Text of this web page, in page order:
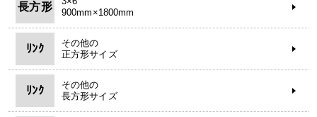
長方形
900mm×1800mm
ﾘﾝｸ
その他の
正方形サイズ
ﾘﾝｸ
その他の
長方形サイズ